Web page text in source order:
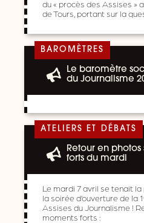
du « procès des Assises »
de Tours, portant sur la
BAROMÈTRES
Le baromètre
du Journalisme
ATELIERS ET DÉBATS
Retour en photos
forts du mardi
Le mardi 7 avril se tenait
la soirée d’ouverture de la
Assises du Journalisme !
moments forts :